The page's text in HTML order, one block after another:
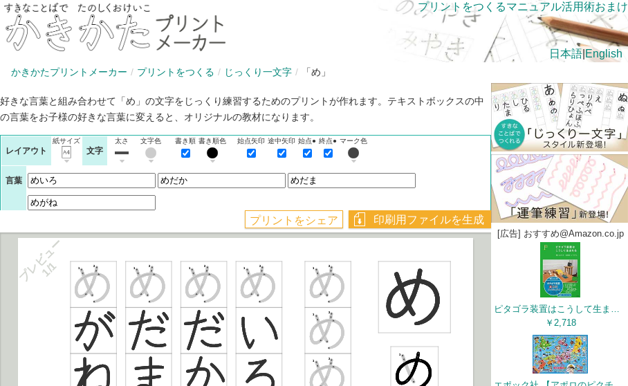
プリントをつくるマニュアル活用術おまけ
日本語 English
かきかたプリントメーカー プリントをつくる じっくり一文字 「め」
好きな言葉と組み合わせて「め」の文字をじっくり練習するためのプリントが作れます。テキストボックスの中
の言葉をお子様の好きな言葉に変えると、オリジナルの教材になります。
レイアウト
紙サイズ
文字
太さ 文字色 書き順 書き順色 始点矢印 途中矢印 始点● 終点● マーク色
言葉
プレビュー
1/1
[広告] おすすめ@Amazon.co.jp
ピタゴラ装置はこうして生まれる Blu-rayブック
￥2,718